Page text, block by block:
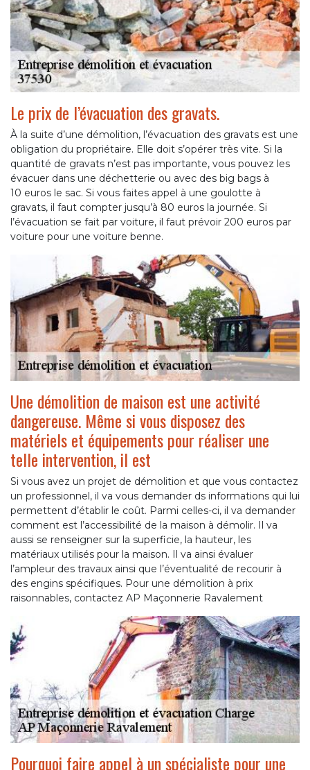
Le prix de l’évacuation des gravats.
À la suite d’une démolition, l’évacuation des gravats est une
obligation du propriétaire. Elle doit s’opérer très vite. Si la
quantité de gravats n’est pas importante, vous pouvez les
évacuer dans une déchetterie ou avec des big bags à
10 euros le sac. Si vous faites appel à une goulotte à
gravats, il faut compter jusqu’à 80 euros la journée. Si
l’évacuation se fait par voiture, il faut prévoir 200 euros par
voiture pour une voiture benne.
Une démolition de maison est une activité
dangereuse. Même si vous disposez des
matériels et équipements pour réaliser une
telle intervention, il est
Si vous avez un projet de démolition et que vous contactez
un professionnel, il va vous demander ds informations qui lui
permettent d’établir le coût. Parmi celles-ci, il va demander
comment est l’accessibilité de la maison à démolir. Il va
aussi se renseigner sur la superficie, la hauteur, les
matériaux utilisés pour la maison. Il va ainsi évaluer
l’ampleur des travaux ainsi que l’éventualité de recourir à
des engins spécifiques. Pour une démolition à prix
raisonnables, contactez AP Maçonnerie Ravalement
Pourquoi faire appel à un spécialiste pour une